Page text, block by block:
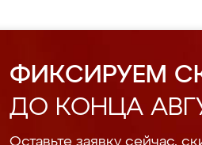
ФИКСИРУЕМ
ДО КОНЦА
Оставьте заявку сейчас,